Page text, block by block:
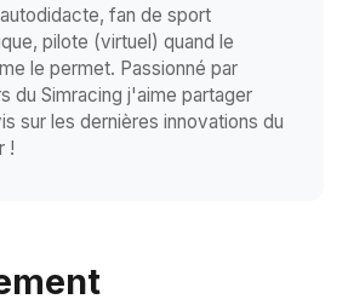
fan de sport
pilote (virtuel) quand le
le permet. Passionné par
du Simracing j'aime partager
sur les dernières innovations du
!